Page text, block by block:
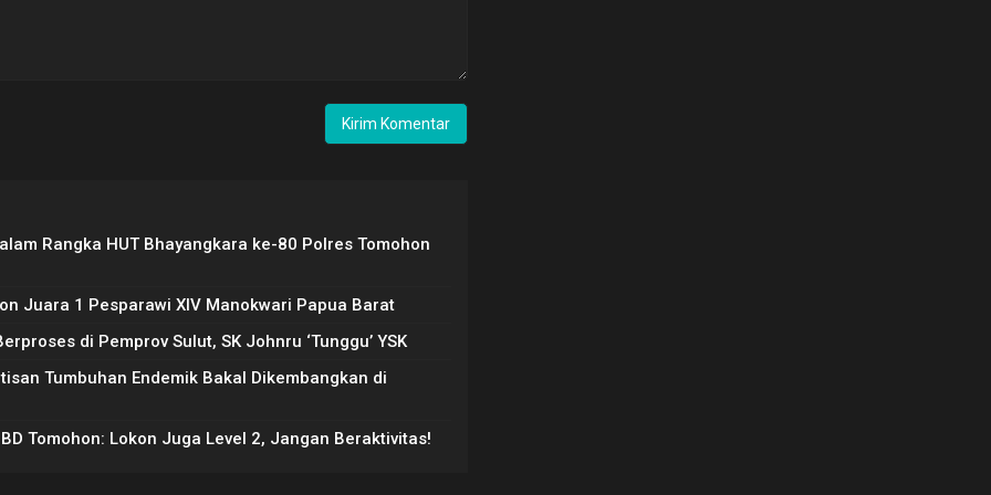
Rangka HUT Bhayangkara ke-80 Polres Tomohon
Juara 1 Pesparawi XIV Manokwari Papua Barat
di Pemprov Sulut, SK Johnru ‘Tunggu’ YSK
Tumbuhan Endemik Bakal Dikembangkan di
Tomohon: Lokon Juga Level 2, Jangan Beraktivitas!